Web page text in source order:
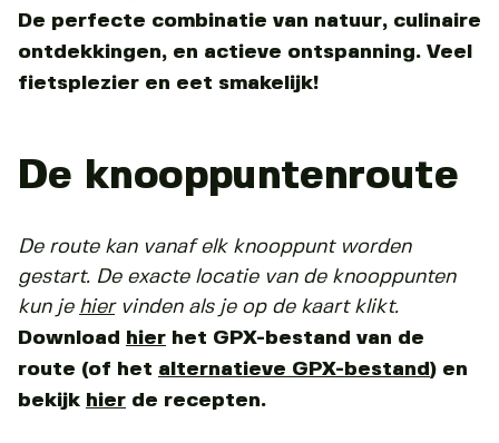
De perfecte combinatie van natuur, culinaire
ontdekkingen, en actieve ontspanning. Veel
fietsplezier en eet smakelijk!
De knooppuntenroute
De route kan vanaf elk knooppunt worden
gestart. De exacte locatie van de knooppunten
kun je hiervinden als je op de kaart klikt.
Download hier het GPX-bestand van de
route (of het alternatieve GPX-bestand ) en
bekijk hier de recepten.